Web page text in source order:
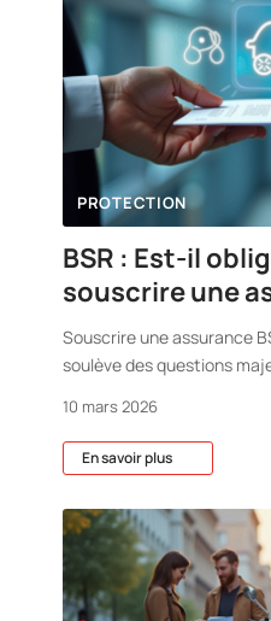
PROTECTION
BSR : Est-il
souscrire une
Souscrire une assurance
soulève des questions
10 mars 2026
En savoir plus